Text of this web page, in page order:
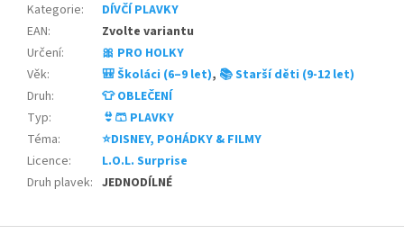
Kategorie:
DÍVČÍ PLAVKY
EAN:
Zvolte variantu
Určení:
🎀 PRO HOLKY
Věk: 🎒 Školáci (6–9 let), 📚 Starší děti (9-12 let)
Druh:
👕 OBLEČENÍ
Typ:
👙🩳 PLAVKY
Téma:
⭐DISNEY, POHÁDKY & FILMY
Licence:
L.O.L. Surprise
Druh plavek: JEDNODÍLNÉ